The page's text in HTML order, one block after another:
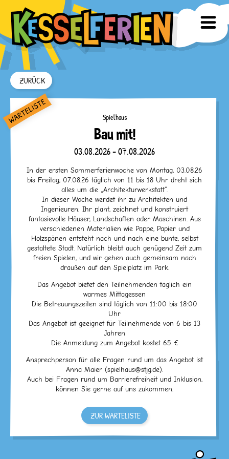
ZURÜCK
Spielhaus
Bau mit!
03.08.2026 - 07.08.2026
In der ersten Sommerferienwoche von Montag, 03.08.26
bis Freitag, 07.08.26 täglich von 11 bis 18 Uhr dreht sich
alles um die „Architekturwerkstatt“.
In dieser Woche werdet ihr zu Architekten und
Ingenieuren: Ihr plant, zeichnet und konstruiert
fantasievolle Häuser, Landschaften oder Maschinen. Aus
verschiedenen Materialien wie Pappe, Papier und
Holzspänen entsteht nach und nach eine bunte, selbst
gestaltete Stadt. Natürlich bleibt auch genügend Zeit zum
freien Spielen, und wir gehen auch gemeinsam nach
draußen auf den Spielplatz im Park.
Das Angebot bietet den Teilnehmenden täglich ein
warmes Mittagessen
Die Betreuungszeiten sind täglich von 11:00 bis 18:00
Uhr
Das Angebot ist geeignet für Teilnehmende von 6 bis 13
Jahren
Die Anmeldung zum Angebot kostet 65 €
Ansprechperson für alle Fragen rund um das Angebot ist
Anna Maier (spielhaus@stjg.de).
Auch bei Fragen rund um Barrierefreiheit und Inklusion,
können Sie gerne auf uns zukommen.
ZUR WARTELISTE